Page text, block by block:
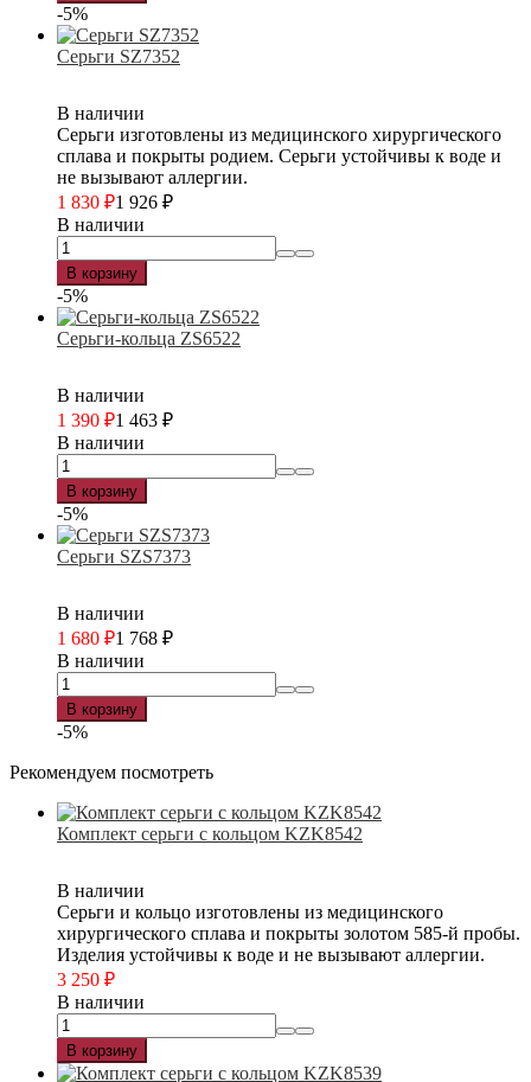
-5%
Серьги SZ7352
В наличии
Серьги изготовлены из медицинского хирургического
сплава и покрыты родием. Серьги устойчивы к воде и
не вызывают аллергии.
1 830 ₽1 926 ₽
В наличии
В корзину
-5%
Серьги-кольца ZS6522
В наличии
1 390 ₽1 463 ₽
В наличии
В корзину
-5%
Серьги SZS7373
В наличии
1 680 ₽1 768 ₽
В наличии
В корзину
-5%
Рекомендуем посмотреть
Комплект серьги с кольцом KZK8542
В наличии
Серьги и кольцо изготовлены из медицинского
хирургического сплава и покрыты золотом 585-й пробы.
Изделия устойчивы к воде и не вызывают аллергии.
3 250 ₽
В наличии
В корзину